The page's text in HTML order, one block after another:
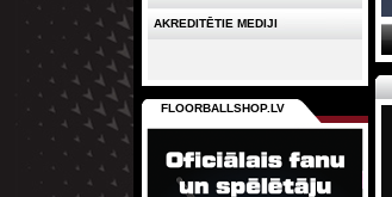
AKREDITĒTIE MEDIJI
FLOORBALLSHOP.LV